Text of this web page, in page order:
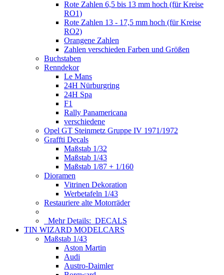
Rote Zahlen 6,5 bis 13 mm hoch (für Kreise
RO1)
Rote Zahlen 13 - 17,5 mm hoch (für Kreise
RO2)
Orangene Zahlen
Zahlen verschieden Farben und Größen
Buchstaben
Renndekor
Le Mans
24H Nürburgring
24H Spa
F1
Rally Panamericana
verschiedene
Opel GT Steinmetz Gruppe IV 1971/1972
Graffti Decals
Maßstab 1/32
Maßstab 1/43
Maßstab 1/87 + 1/160
Dioramen
Vitrinen Dekoration
Werbetafeln 1/43
Restauriere alte Motorräder
Mehr Details: DECALS
TIN WIZARD MODELCARS
Maßstab 1/43
Aston Martin
Audi
Austro-Daimler